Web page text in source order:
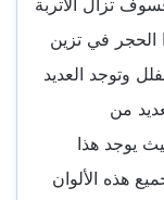
الحجر في تزين
وتوجد العديد
من
يوجد هذا
هذه الألوان